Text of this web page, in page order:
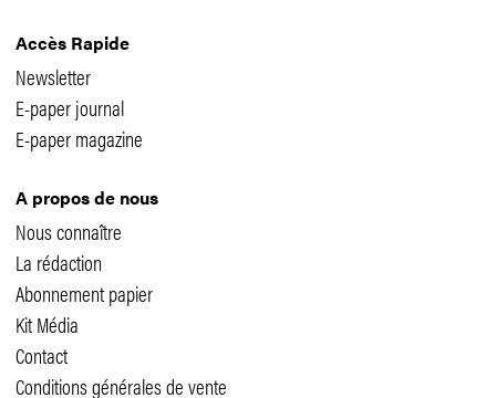
Accès Rapide
Newsletter
E-paper journal
E-paper magazine
A propos de nous
Nous connaître
La rédaction
Abonnement papier
Kit Média
Contact
Conditions générales de vente